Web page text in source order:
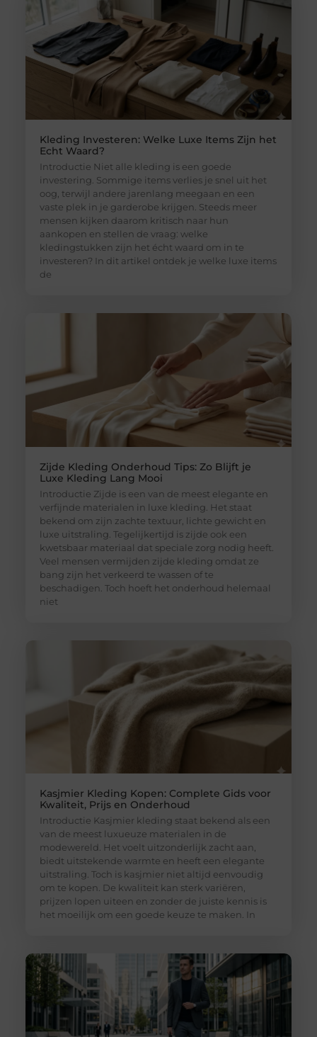
Kleding Investeren: Welke Luxe Items Zijn het
Echt Waard?
Introductie Niet alle kleding is een goede
investering. Sommige items verlies je snel uit het
oog, terwijl andere jarenlang meegaan en een
vaste plek in je garderobe krijgen. Steeds meer
mensen kijken daarom kritisch naar hun
aankopen en stellen de vraag: welke
kledingstukken zijn het écht waard om in te
investeren? In dit artikel ontdek je welke luxe items
de
Zijde Kleding Onderhoud Tips: Zo Blijft je
Luxe Kleding Lang Mooi
Introductie Zijde is een van de meest elegante en
verfijnde materialen in luxe kleding. Het staat
bekend om zijn zachte textuur, lichte gewicht en
luxe uitstraling. Tegelijkertijd is zijde ook een
kwetsbaar materiaal dat speciale zorg nodig heeft.
Veel mensen vermijden zijde kleding omdat ze
bang zijn het verkeerd te wassen of te
beschadigen. Toch hoeft het onderhoud helemaal
niet
Kasjmier Kleding Kopen: Complete Gids voor
Kwaliteit, Prijs en Onderhoud
Introductie Kasjmier kleding staat bekend als een
van de meest luxueuze materialen in de
modewereld. Het voelt uitzonderlijk zacht aan,
biedt uitstekende warmte en heeft een elegante
uitstraling. Toch is kasjmier niet altijd eenvoudig
om te kopen. De kwaliteit kan sterk variëren,
prijzen lopen uiteen en zonder de juiste kennis is
het moeilijk om een goede keuze te maken. In